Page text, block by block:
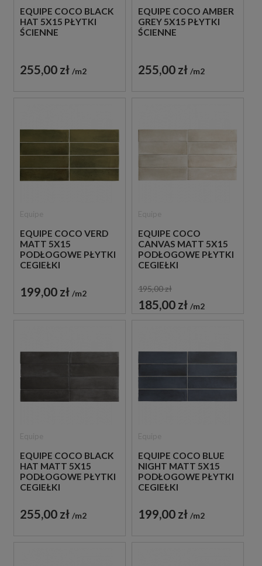
EQUIPE COCO BLACK
HAT 5X15 PŁYTKI
ŚCIENNE
255,00 zł m2
EQUIPE COCO AMBER
GREY 5X15 PŁYTKI
ŚCIENNE
255,00 zł m2
EQUIPE COCO VERD
MATT 5X15
PODŁOGOWE PŁYTKI
CEGIEŁKI
199,00 zł m2
EQUIPE COCO
CANVAS MATT 5X15
PODŁOGOWE PŁYTKI
CEGIEŁKI
195,00 zł
185,00 zł m2
EQUIPE COCO BLACK
HAT MATT 5X15
PODŁOGOWE PŁYTKI
CEGIEŁKI
255,00 zł m2
EQUIPE COCO BLUE
NIGHT MATT 5X15
PODŁOGOWE PŁYTKI
CEGIEŁKI
199,00 zł m2